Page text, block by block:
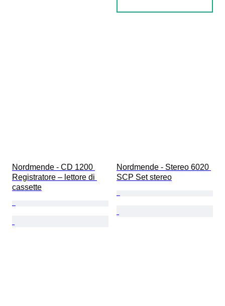
Nordmende - CD 1200
Registratore – lettore di
cassette
Nordmende - Stereo 6020
SCP Set stereo